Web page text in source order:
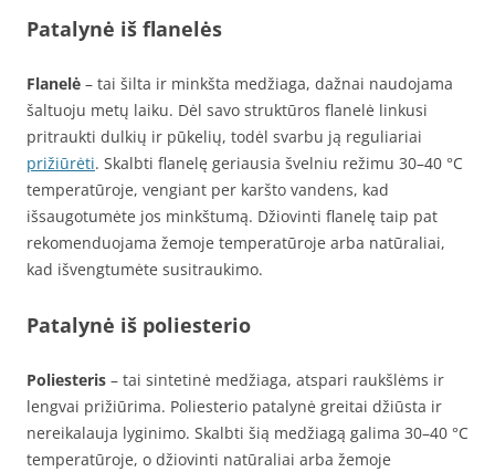
Patalynė iš flanelės
Flanelė – tai šilta ir minkšta medžiaga, dažnai naudojama
šaltuoju metų laiku. Dėl savo struktūros flanelė linkusi
pritraukti dulkių ir pūkelių, todėl svarbu ją reguliariai
prižiūrėti. Skalbti flanelę geriausia švelniu režimu 30–40 °C
temperatūroje, vengiant per karšto vandens, kad
išsaugotumėte jos minkštumą. Džiovinti flanelę taip pat
rekomenduojama žemoje temperatūroje arba natūraliai,
kad išvengtumėte susitraukimo.
Patalynė iš poliesterio
Poliesteris – tai sintetinė medžiaga, atspari raukšlėms ir
lengvai prižiūrima. Poliesterio patalynė greitai džiūsta ir
nereikalauja lyginimo. Skalbti šią medžiagą galima 30–40 °C
temperatūroje, o džiovinti natūraliai arba žemoje